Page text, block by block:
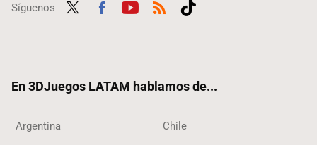
Síguenos
En 3DJuegos LATAM hablamos de...
Argentina Chile